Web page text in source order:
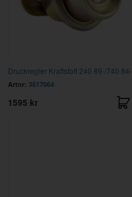
Druckregler Kraftstoff 240 89-/740 84-
Artnr: 3517064
1595 kr